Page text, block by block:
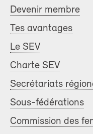
Devenir membre
Tes avantages
Le SEV
Charte SEV
Secrétariats
Sous-fédérations
Commission des